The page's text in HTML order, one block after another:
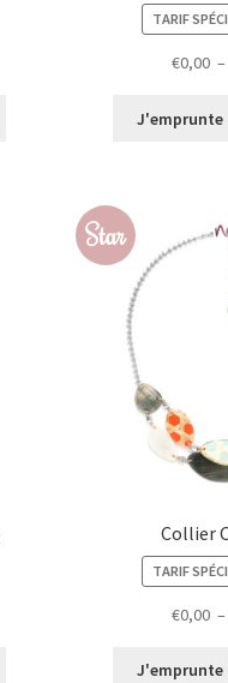
TARIF
€0,00 –
J'emprunte
Star
Collier
TARIF
€0,00 –
J'emprunte